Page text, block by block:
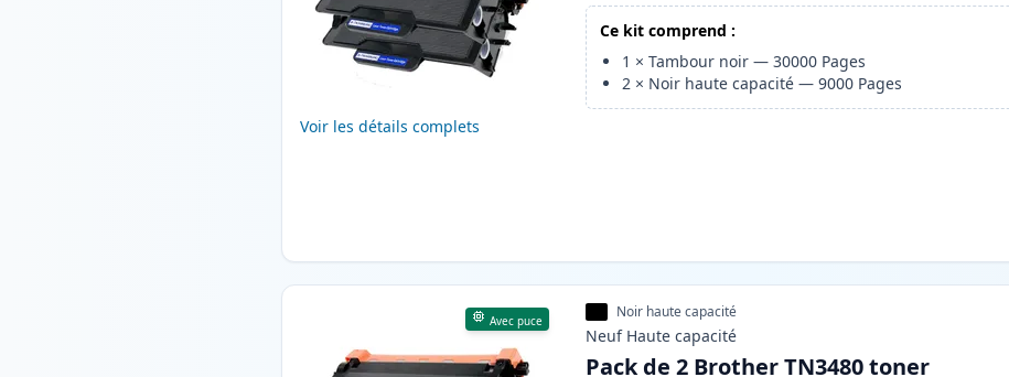
Voir les détails complets
Ce kit comprend :
1 ×Tambour noir —30000 Pages
2 × Noir haute capacité —9000 Pages
Avec puce Noir haute capacité
Neuf Haute capacité
Pack de 2 Brother TN3480 toner